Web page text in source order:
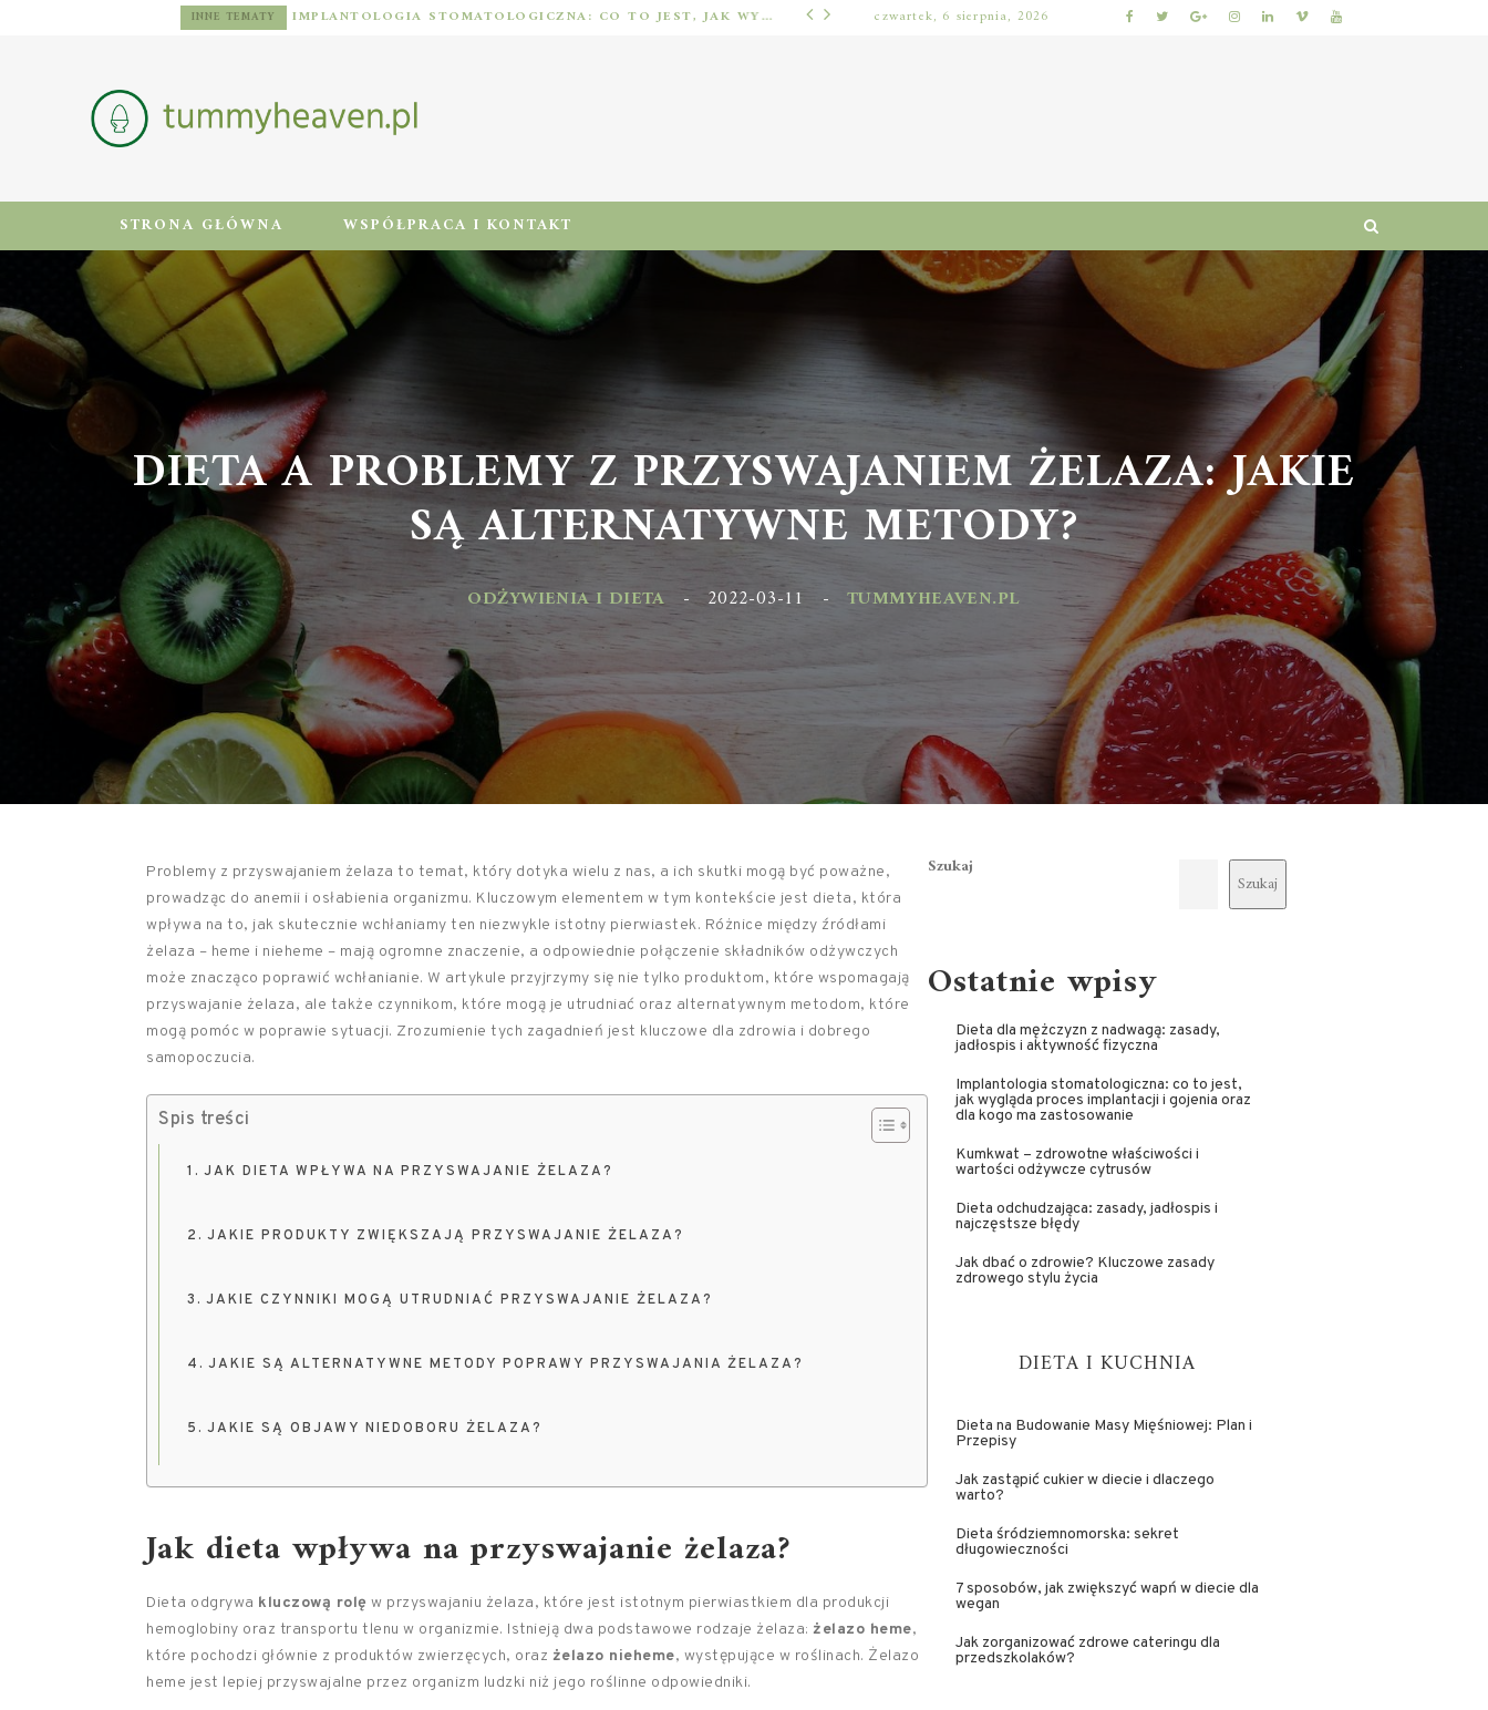
INNE TEMATY IMPLANTOLOGIA STOMATOLOGICZNA: CO TO JEST, JAK WYGLĄDA PROCES IMPLANTACJI I GOJENIA ORAZ DLA KOGO MA ZASTOSOWANIE ODŻYWIENIA I DIETA
czwartek, 6 sierpnia, 2026
STRONA GŁÓWNA WSPÓŁPRACA I KONTAKT
DIETA A PROBLEMY Z PRZYSWAJANIEM ŻELAZA: JAKIE
SĄ ALTERNATYWNE METODY?
ODŻYWIENIA I DIETA 2022-03-11
Problemy z przyswajaniem żelaza to temat, który dotyka wielu z nas, a ich skutki mogą być poważne,
prowadząc do anemii i osłabienia organizmu. Kluczowym elementem w tym kontekście jest dieta, która
wpływa na to, jak skutecznie wchłaniamy ten niezwykle istotny pierwiastek. Różnice między źródłami
żelaza – heme i nieheme – mają ogromne znaczenie, a odpowiednie połączenie składników odżywczych
może znacząco poprawić wchłanianie. W artykule przyjrzymy się nie tylko produktom, które wspomagają
przyswajanie żelaza, ale także czynnikom, które mogą je utrudniać oraz alternatywnym metodom, które
mogą pomóc w poprawie sytuacji. Zrozumienie tych zagadnień jest kluczowe dla zdrowia i dobrego
samopoczucia.
Spis treści
JAK DIETA WPŁYWA NA PRZYSWAJANIE ŻELAZA?
JAKIE PRODUKTY ZWIĘKSZAJĄ PRZYSWAJANIE ŻELAZA?
JAKIE CZYNNIKI MOGĄ UTRUDNIAĆ PRZYSWAJANIE ŻELAZA?
JAKIE SĄ ALTERNATYWNE METODY POPRAWY PRZYSWAJANIA ŻELAZA?
JAKIE SĄ OBJAWY NIEDOBORU ŻELAZA?
Jak dieta wpływa na przyswajanie żelaza?
Dieta odgrywa kluczową rolę w przyswajaniu żelaza, które jest istotnym pierwiastkiem dla produkcji
hemoglobiny oraz transportu tlenu w organizmie. Istnieją dwa podstawowe rodzaje żelaza: żelazo heme,
które pochodzi głównie z produktów zwierzęcych, oraz żelazo nieheme, występujące w roślinach. Żelazo
heme jest lepiej przyswajalne przez organizm ludzki niż jego roślinne odpowiedniki.
Szukaj
Szukaj
Ostatnie wpisy
Dieta dla mężczyzn z nadwagą: zasady,
jadłospis i aktywność fizyczna
Implantologia stomatologiczna: co to jest,
jak wygląda proces implantacji i gojenia oraz
dla kogo ma zastosowanie
Kumkwat – zdrowotne właściwości i
wartości odżywcze cytrusów
Dieta odchudzająca: zasady, jadłospis i
najczęstsze błędy
Jak dbać o zdrowie? Kluczowe zasady
zdrowego stylu życia
DIETA I KUCHNIA
Dieta na Budowanie Masy Mięśniowej: Plan i
Przepisy
Jak zastąpić cukier w diecie i dlaczego
warto?
Dieta śródziemnomorska: sekret
długowieczności
7 sposobów, jak zwiększyć wapń w diecie dla
wegan
Jak zorganizować zdrowe cateringu dla
przedszkolaków?